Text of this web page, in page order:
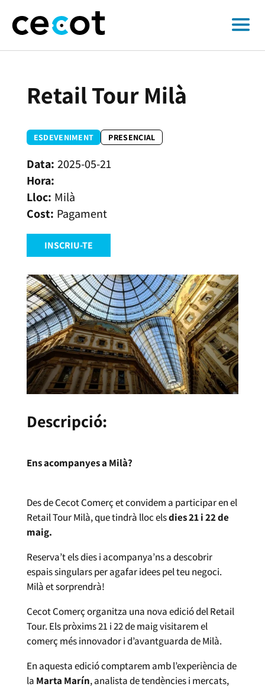
Retail Tour Milà
ESDEVENIMENT PRESENCIAL
2025-05-21
Milà
Pagament
INSCRIU-TE
Descripció:
Ens acompanyes a Milà?
Des de Cecot Comerç et convidem a participar en el
Retail Tour Milà, que tindrà lloc elsdies 21 i 22 de
maig.
Reserva’t els dies i acompanya’ns a descobrir
espais singulars per agafar idees pel teu negoci.
Milà et sorprendrà!
Cecot Comerç organitza una nova edició del Retail
Tour. Els pròxims 21 i 22 de maig visitarem el
comerç més innovador i d’avantguarda de Milà.
En aquesta edició comptarem amb l’experiència de
la Marta Marín, analista de tendències i mercats,